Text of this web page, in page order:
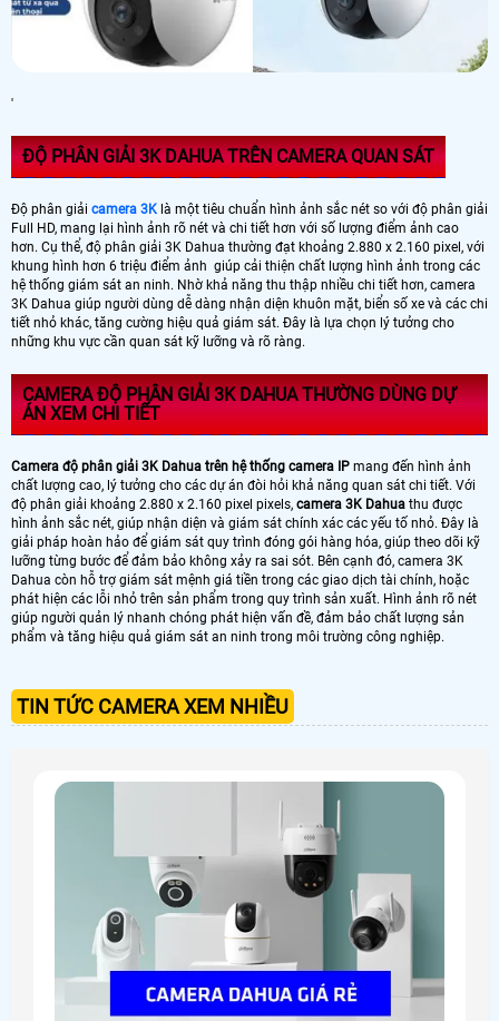
'
ĐỘ PHÂN GIẢI 3K DAHUA TRÊN CAMERA QUAN SÁT
Độ phân giải camera 3K là một tiêu chuẩn hình ảnh sắc nét so với độ phân giải
Full HD, mang lại hình ảnh rõ nét và chi tiết hơn với số lượng điểm ảnh cao
hơn. Cụ thể, độ phân giải 3K Dahua thường đạt khoảng 2.880 x 2.160 pixel, với
khung hình hơn 6 triệu điểm ảnh giúp cải thiện chất lượng hình ảnh trong các
hệ thống giám sát an ninh. Nhờ khả năng thu thập nhiều chi tiết hơn, camera
3K Dahua giúp người dùng dễ dàng nhận diện khuôn mặt, biển số xe và các chi
tiết nhỏ khác, tăng cường hiệu quả giám sát. Đây là lựa chọn lý tưởng cho
những khu vực cần quan sát kỹ lưỡng và rõ ràng.
CAMERA ĐỘ PHÂN GIẢI 3K DAHUA THƯỜNG DÙNG DỰ
ÁN XEM CHI TIẾT
Camera độ phân giải 3K Dahua trên hệ thống camera IP mang đến hình ảnh
chất lượng cao, lý tưởng cho các dự án đòi hỏi khả năng quan sát chi tiết. Với
độ phân giải khoảng 2.880 x 2.160 pixel pixels, camera 3K Dahua thu được
hình ảnh sắc nét, giúp nhận diện và giám sát chính xác các yếu tố nhỏ. Đây là
giải pháp hoàn hảo để giám sát quy trình đóng gói hàng hóa, giúp theo dõi kỹ
lưỡng từng bước để đảm bảo không xảy ra sai sót. Bên cạnh đó, camera 3K
Dahua còn hỗ trợ giám sát mệnh giá tiền trong các giao dịch tài chính, hoặc
phát hiện các lỗi nhỏ trên sản phẩm trong quy trình sản xuất. Hình ảnh rõ nét
giúp người quản lý nhanh chóng phát hiện vấn đề, đảm bảo chất lượng sản
phẩm và tăng hiệu quả giám sát an ninh trong môi trường công nghiệp.
TIN TỨC CAMERA XEM NHIỀU